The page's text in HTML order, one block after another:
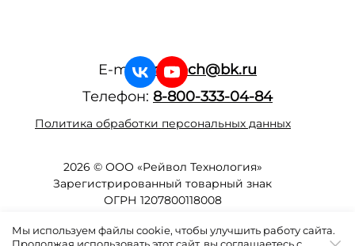
E-mail: raytech@bk.ru
Телефон: 8-800-333-04-84
Политика обработки персональных данных
2026 © ООО «Рейвол Технология»
Зарегистрированный товарный знак
ОГРН 1207800118008
Мы используем файлы cookie, чтобы улучшить работу сайта.